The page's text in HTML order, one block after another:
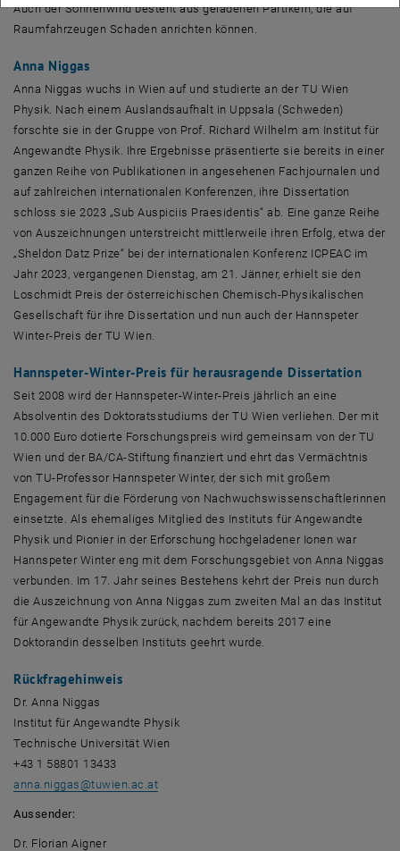
Auch der Sonnenwind besteht aus geladenen Partikeln, die auf
Raumfahrzeugen Schaden anrichten können.
Anna Niggas
Anna Niggas wuchs in Wien auf und studierte an der TU Wien
Physik. Nach einem Auslandsaufhalt in Uppsala (Schweden)
forschte sie in der Gruppe von Prof. Richard Wilhelm am Institut für
Angewandte Physik. Ihre Ergebnisse präsentierte sie bereits in einer
ganzen Reihe von Publikationen in angesehenen Fachjournalen und
auf zahlreichen internationalen Konferenzen, ihre Dissertation
schloss sie 2023 „Sub Auspiciis Praesidentis“ ab. Eine ganze Reihe
von Auszeichnungen unterstreicht mittlerweile ihren Erfolg, etwa der
„Sheldon Datz Prize“ bei der internationalen Konferenz ICPEAC im
Jahr 2023, vergangenen Dienstag, am 21. Jänner, erhielt sie den
Loschmidt Preis der österreichischen Chemisch-Physikalischen
Gesellschaft für ihre Dissertation und nun auch der Hannspeter
Winter-Preis der TU Wien.
Hannspeter-Winter-Preis für herausragende Dissertation
Seit 2008 wird der Hannspeter-Winter-Preis jährlich an eine
Absolventin des Doktoratsstudiums der TU Wien verliehen. Der mit
10.000 Euro dotierte Forschungspreis wird gemeinsam von der TU
Wien und der BA/CA-Stiftung finanziert und ehrt das Vermächtnis
von TU-Professor Hannspeter Winter, der sich mit großem
Engagement für die Förderung von Nachwuchswissenschaftlerinnen
einsetzte. Als ehemaliges Mitglied des Instituts für Angewandte
Physik und Pionier in der Erforschung hochgeladener Ionen war
Hannspeter Winter eng mit dem Forschungsgebiet von Anna Niggas
verbunden. Im 17. Jahr seines Bestehens kehrt der Preis nun durch
die Auszeichnung von Anna Niggas zum zweiten Mal an das Institut
für Angewandte Physik zurück, nachdem bereits 2017 eine
Doktorandin desselben Instituts geehrt wurde.
Rückfragehinweis
Dr. Anna Niggas
Institut für Angewandte Physik
Technische Universität Wien
+43 1 58801 13433
anna.niggas @tuwien.ac.at
Aussender:
Dr. Florian Aigner